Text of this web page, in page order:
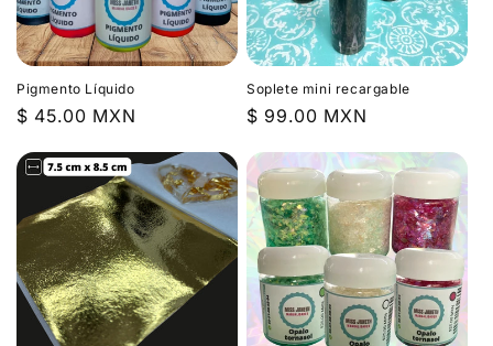
Pigmento Líquido
Precio
$ 45.00 MXN
Soplete mini recargable
Precio
$ 99.00 MXN